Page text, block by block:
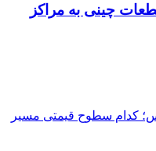
چینی به مراکز
کدام سطوح قیمتی مسیر